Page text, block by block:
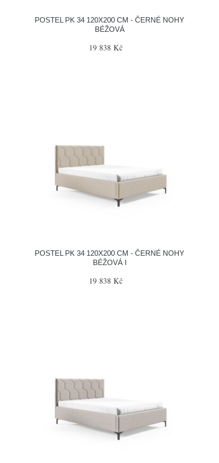
POSTEL PK 34 120X200 CM - ČERNÉ NOHY
BÉŽOVÁ
19 838 Kč
POSTEL PK 34 120X200 CM - ČERNÉ NOHY
BÉŽOVÁ I
19 838 Kč